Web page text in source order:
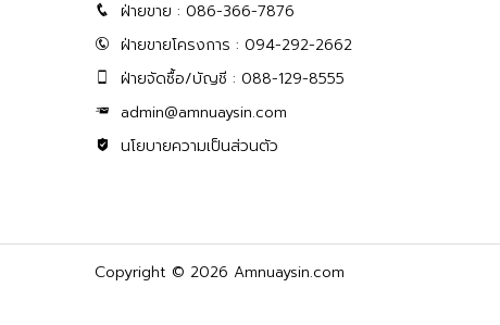
ฝ่ายขาย : 086-366-7876
ฝ่ายขายโครงการ : 094-292-2662
ฝ่ายจัดซื้อ/บัญชี : 088-129-8555
admin@amnuaysin.com
นโยบายความเป็นส่วนตัว
Copyright © 2026 Amnuaysin.com